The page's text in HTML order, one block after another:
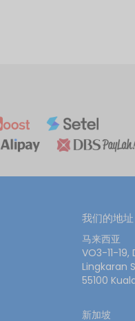
我们的地址
马来西亚
VO3-11-
Lingkaran
55100
新加坡